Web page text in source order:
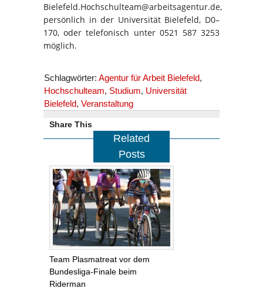
Bielefeld.Hochschulteam@arbeitsagentur.de,
persönlich in der Universität Bielefeld, D0–
170, oder telefonisch unter 0521 587 3253
möglich.
Schlagwörter: Agentur für Arbeit Bielefeld,
Hochschulteam, Studium, Universität
Bielefeld, Veranstaltung
Share This
Related
Posts
Team Plasmatreat vor dem
Bundesliga-Finale beim
Riderman